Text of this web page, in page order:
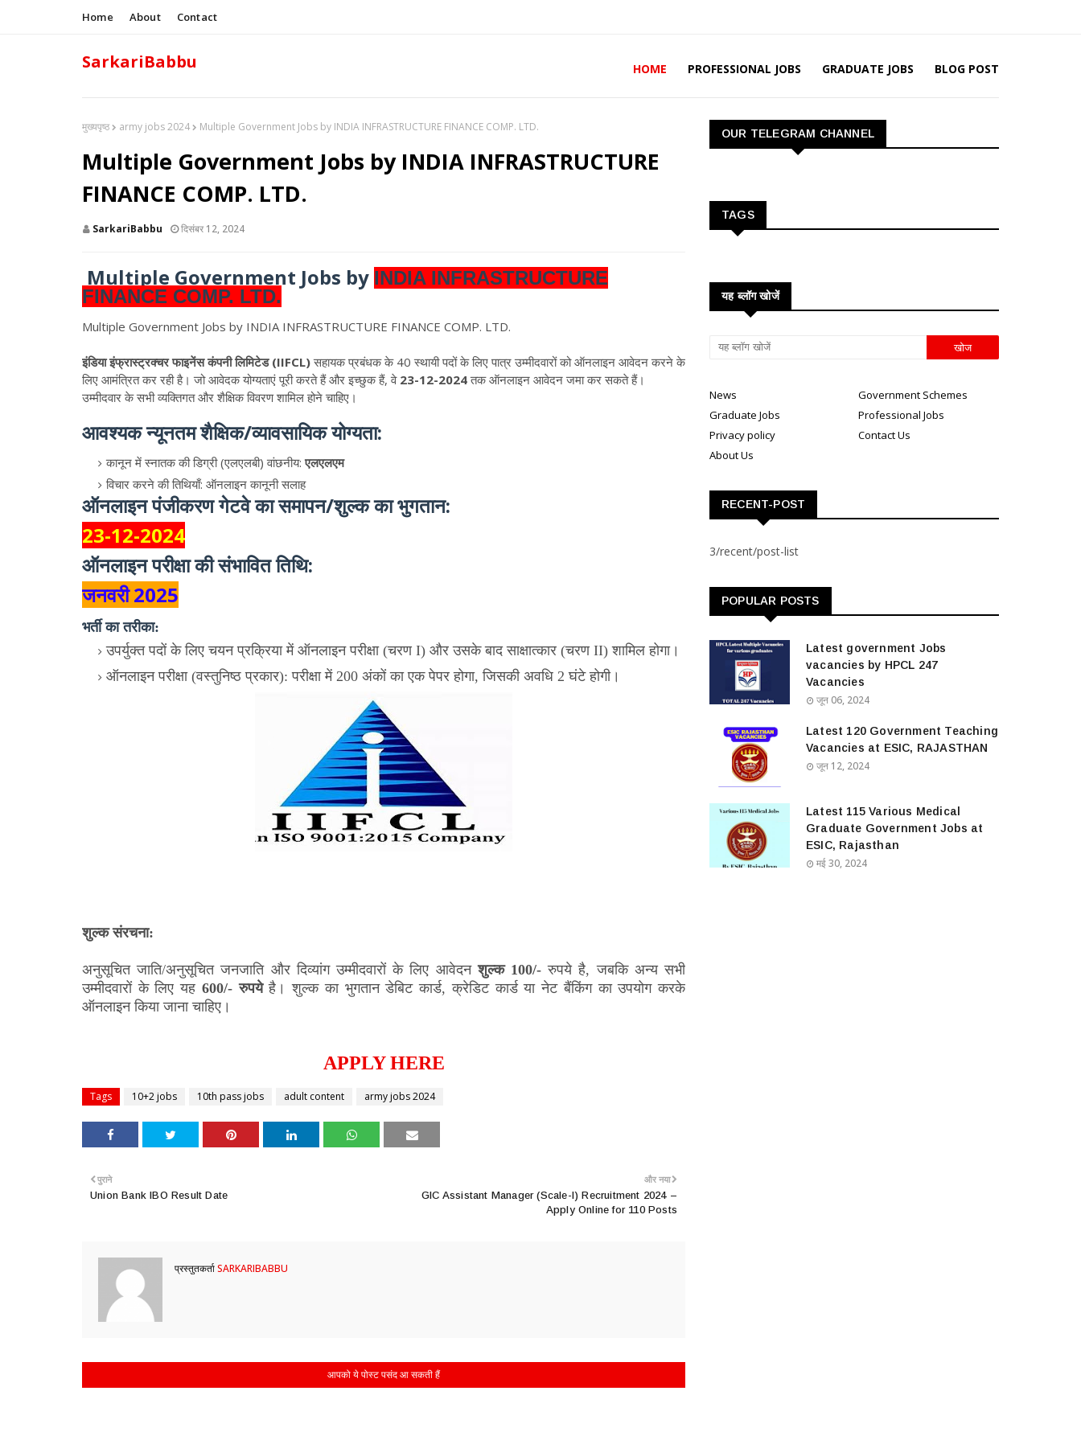
Home About Contact
SarkariBabbu HOME PROFESSIONAL JOBS GRADUATE JOBS BLOG POST
मुख्यपृष्ठ army jobs 2024 Multiple Government Jobs by INDIA INFRASTRUCTURE FINANCE COMP. LTD.
Multiple Government Jobs by INDIA INFRASTRUCTURE
FINANCE COMP. LTD.
SarkariBabbu दिसंबर 12, 2024
Multiple Government Jobs by INDIA INFRASTRUCTURE
FINANCE COMP. LTD.
Multiple Government Jobs by INDIA INFRASTRUCTURE FINANCE COMP. LTD.
इंडिया इंफ्रास्ट्रक्चर फाइनेंस कंपनी लिमिटेड (IIFCL)सहायक प्रबंधक के 40 स्थायी पदों के लिए पात्र उम्मीदवारों को ऑनलाइन आवेदन करने के
लिए आमंत्रित कर रही है। जो आवेदक योग्यताएं पूरी करते हैं और इच्छुक हैं, वे 23-12-2024तक ऑनलाइन आवेदन जमा कर सकते हैं।
उम्मीदवार के सभी व्यक्तिगत और शैक्षिक विवरण शामिल होने चाहिए।
आवश्यक न्यूनतम शैक्षिक/व्यावसायिक योग्यता:
कानून में स्नातक की डिग्री (एलएलबी) वांछनीय:एलएलएम
विचार करने की तिथियाँ: ऑनलाइन कानूनी सलाह
ऑनलाइन पंजीकरण गेटवे का समापन/शुल्क का भुगतान:
23-12-2024
ऑनलाइन परीक्षा की संभावित तिथि:
जनवरी 2025
भर्ती का तरीका:
उपर्युक्त पदों के लिए चयन प्रक्रिया में ऑनलाइन परीक्षा (चरण I) और उसके बाद साक्षात्कार (चरण II) शामिल होगा।
ऑनलाइन परीक्षा (वस्तुनिष्ठ प्रकार): परीक्षा में 200 अंकों का एक पेपर होगा, जिसकी अवधि 2 घंटे होगी।
शुल्क संरचना:
अनुसूचित जाति/अनुसूचित जनजाति और दिव्यांग उम्मीदवारों के लिए आवेदनशुल्क 100/- रुपये है, जबकि अन्य सभी
उम्मीदवारों के लिए यह 600/- रुपयेहै। शुल्क का भुगतान डेबिट कार्ड, क्रेडिट कार्ड या नेट बैंकिंग का उपयोग करके
ऑनलाइन किया जाना चाहिए।
APPLY HERE
Tags 10+2 jobs 10th pass jobs adult content army jobs 2024
और नया
GIC Assistant Manager (Scale-I) Recruitment 2024 –
Apply Online for 110 Posts
पुराने
Union Bank IBO Result Date
प्रस्तुतकर्ताSARKARIBABBU
आपको ये पोस्ट पसंद आ सकती हैं
OUR TELEGRAM CHANNEL
TAGS
यह ब्लॉग खोजें
News
Government Schemes
Graduate Jobs
Professional Jobs
Privacy policy
Contact Us
About Us
RECENT-POST
3/recent/post-list
POPULAR POSTS
Latest government Jobs
vacancies by HPCL 247
Vacancies
जून 06, 2024
Latest 120 Government Teaching
Vacancies at ESIC, RAJASTHAN
जून 12, 2024
Latest 115 Various Medical
Graduate Government Jobs at
ESIC, Rajasthan
मई 30, 2024